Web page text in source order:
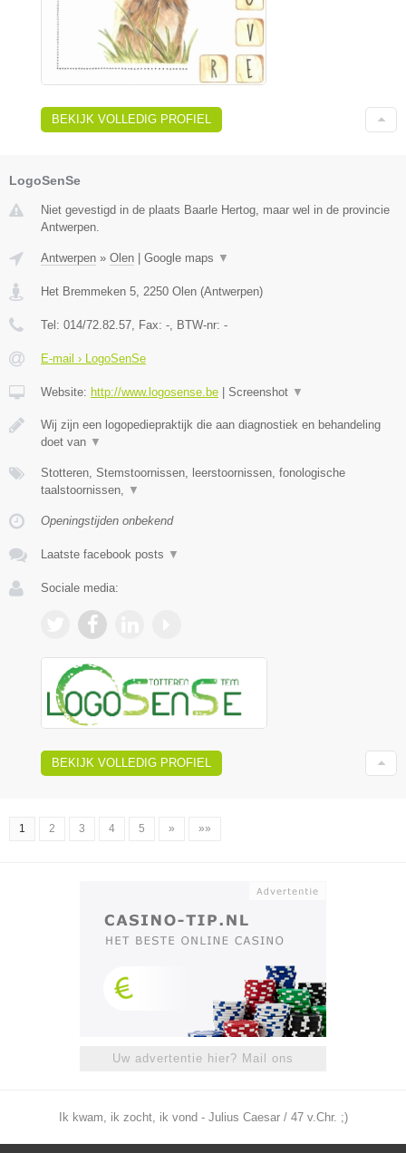
BEKIJK VOLLEDIG PROFIEL
LogoSenSe
Niet gevestigd in de plaats Baarle Hertog, maar wel in de provincie
Antwerpen.
Antwerpen » Olen | Google maps ▼
Het Bremmeken 5 2250 Olen (Antwerpen)
Tel: 014/72.82.57 , Fax: - , BTW-nr: -
E-mail › LogoSenSe
Website: http://www.logosense.be | Screenshot ▼
Wij zijn een logopediepraktijk die aan diagnostiek en behandeling
doet van ▼
Stotteren, Stemstoornissen, leerstoornissen, fonologische
taalstoornissen,
▼
Openingstijden onbekend
Laatste facebook posts ▼
Sociale media:
BEKIJK VOLLEDIG PROFIEL
1 2 3 4 5 » »»
Uw advertentie hier? Mail ons
Ik kwam, ik zocht, ik vond - Julius Caesar / 47 v.Chr. ;)